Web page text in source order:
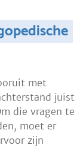
met
juist
die vragen te
moet er
zijn